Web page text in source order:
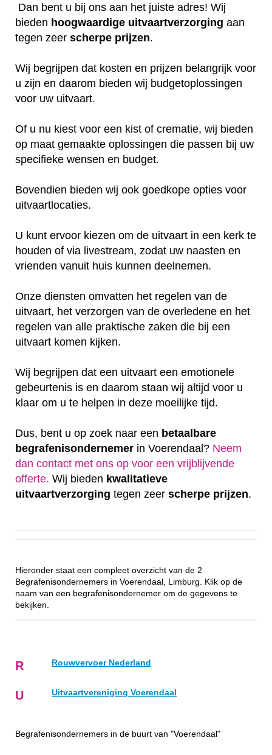
Dan bent u bij ons aan het juiste adres! Wij
bieden hoogwaardige uitvaartverzorging aan
tegen zeer scherpe prijzen.
Wij begrijpen dat kosten en prijzen belangrijk voor
u zijn en daarom bieden wij budgetoplossingen
voor uw uitvaart.
Of u nu kiest voor een kist of crematie, wij bieden
op maat gemaakte oplossingen die passen bij uw
specifieke wensen en budget.
Bovendien bieden wij ook goedkope opties voor
uitvaartlocaties.
U kunt ervoor kiezen om de uitvaart in een kerk te
houden of via livestream, zodat uw naasten en
vrienden vanuit huis kunnen deelnemen.
Onze diensten omvatten het regelen van de
uitvaart, het verzorgen van de overledene en het
regelen van alle praktische zaken die bij een
uitvaart komen kijken.
Wij begrijpen dat een uitvaart een emotionele
gebeurtenis is en daarom staan wij altijd voor u
klaar om u te helpen in deze moeilijke tijd.
Dus, bent u op zoek naar een betaalbare
begrafenisondernemer in Voerendaal? Neem
dan contact met ons op voor een vrijblijvende
offerte‎. Wij bieden kwalitatieve
uitvaartverzorging tegen zeer scherpe prijzen.
Hieronder staat een compleet overzicht van de 2
Begrafenisondernemers in Voerendaal, Limburg. Klik op de
naam van een begrafenisondernemer om de gegevens te
bekijken.
R Rouwvervoer Nederland
U Uitvaartvereniging Voerendaal
Begrafenisondernemers in de buurt van "Voerendaal"